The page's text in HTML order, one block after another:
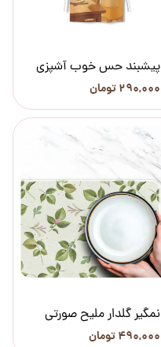
پیشبند حس خوب آشپزی
۲۹۰,۰۰۰ تومان
نمگیر گلدار ملیح صورتی
۴۹۰,۰۰۰ تومان